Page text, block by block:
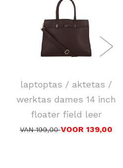
laptoptas / aktetas /
werktas dames 14 inch
floater field leer
VAN 199,00VOOR 139,00